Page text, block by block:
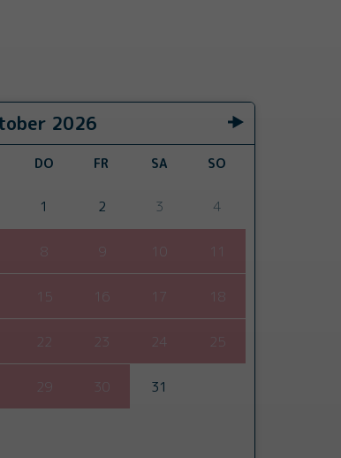
2026
DO FR SA SO
1 2 3 4
9
16 17 18
22 23 24 25
29 30 31